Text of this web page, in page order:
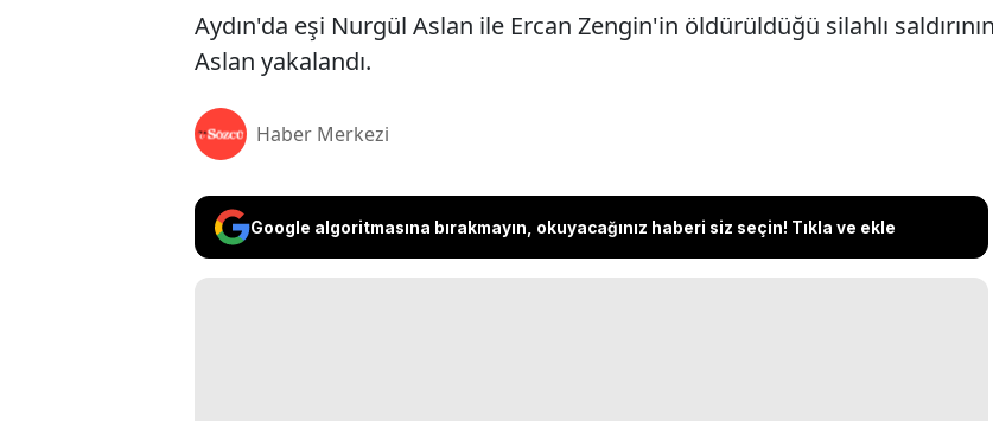
Aydın'da eşi Nurgül Aslan ile Ercan Zengin'in öldürüldüğü silahlı
Aslan yakalandı.
Haber Merkezi
Google algoritmasına bırakmayın, okuyacağınız haberi siz seçin! Tıkla ve ekle